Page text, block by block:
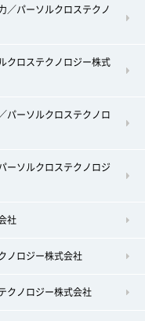
／パーソルクロステクノ
クロステクノロジー株式
パーソルクロステクノロ
ーソルクロステクノロジ
社
ノロジー株式会社
クノロジー株式会社